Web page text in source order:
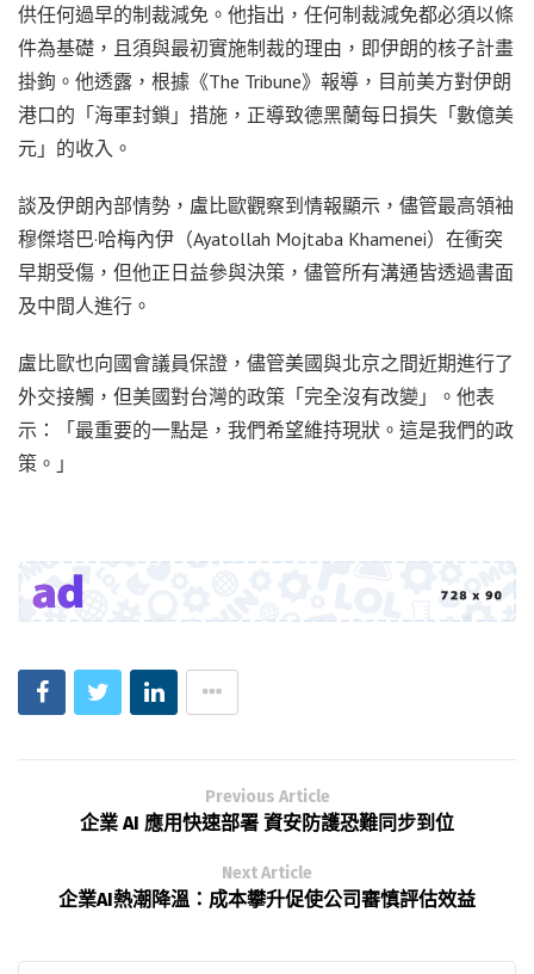
供任何過早的制裁減免。他指出，任何制裁減免都必須以條
件為基礎，且須與最初實施制裁的理由，即伊朗的核子計畫
掛鉤。他透露，根據《The Tribune》報導，目前美方對伊朗
港口的「海軍封鎖」措施，正導致德黑蘭每日損失「數億美
元」的收入。
談及伊朗內部情勢，盧比歐觀察到情報顯示，儘管最高領袖
穆傑塔巴·哈梅內伊（Ayatollah Mojtaba Khamenei）在衝突
早期受傷，但他正日益參與決策，儘管所有溝通皆透過書面
及中間人進行。
盧比歐也向國會議員保證，儘管美國與北京之間近期進行了
外交接觸，但美國對台灣的政策「完全沒有改變」。他表
示：「最重要的一點是，我們希望維持現狀。這是我們的政
策。」
Previous Article
企業 AI 應用快速部署 資安防護恐難同步到位
Next Article
企業AI熱潮降溫：成本攀升促使公司審慎評估效益